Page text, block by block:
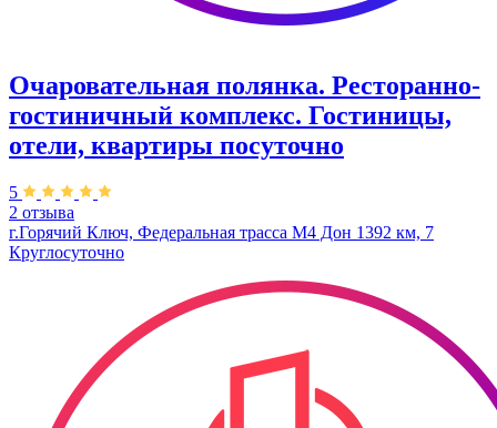
Очаровательная полянка. Ресторанно-
гостиничный комплекс. Гостиницы,
отели, квартиры посуточно
5
2 отзыва
г.Горячий Ключ, Федеральная трасса М4 Дон 1392 км, 7
Круглосуточно